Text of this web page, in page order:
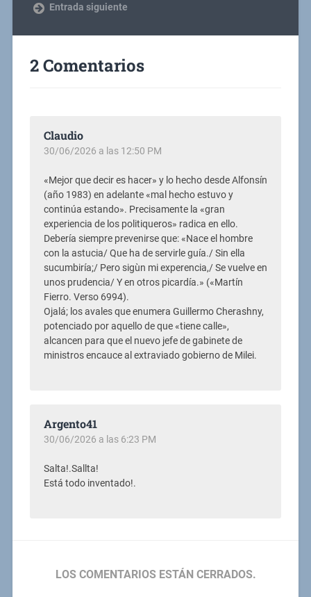
Entrada siguiente
2 Comentarios
Claudio
30/06/2026 a las 12:50 PM
«Mejor que decir es hacer» y lo hecho desde Alfonsín
(año 1983) en adelante «mal hecho estuvo y
continúa estando». Precisamente la «gran
experiencia de los politiqueros» radica en ello.
Debería siempre prevenirse que: «Nace el hombre
con la astucia/ Que ha de servirle guía./ Sin ella
sucumbiría;/ Pero sigùn mi experencia,/ Se vuelve en
unos prudencia/ Y en otros picardía.» («Martín
Fierro. Verso 6994).
Ojalá; los avales que enumera Guillermo Cherashny,
potenciado por aquello de que «tiene calle»,
alcancen para que el nuevo jefe de gabinete de
ministros encauce al extraviado gobierno de Milei.
Argento41
30/06/2026 a las 6:23 PM
Salta!.Sallta!
Está todo inventado!.
LOS COMENTARIOS ESTÁN CERRADOS.